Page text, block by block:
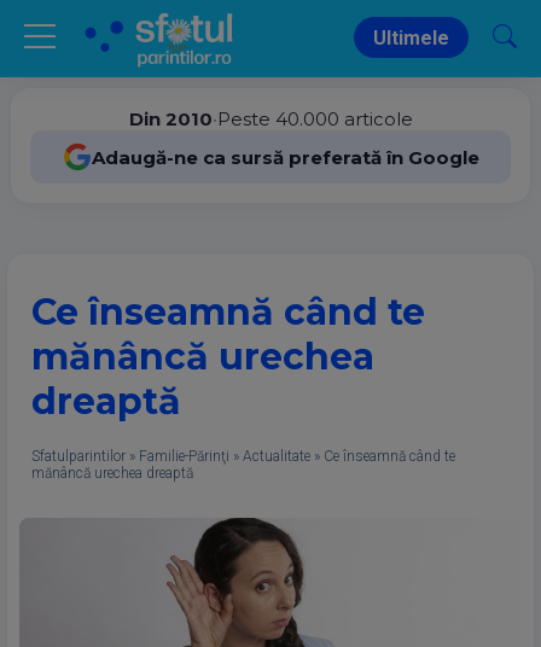
Ultimele
Din 2010•Peste 40.000 articole
Adaugă-ne ca sursă preferată în Google
Ce înseamnă când te
mănâncă urechea
dreaptă
Sfatulparintilor » Familie-Părinţi » Actualitate » Ce înseamnă când te
mănâncă urechea dreaptă